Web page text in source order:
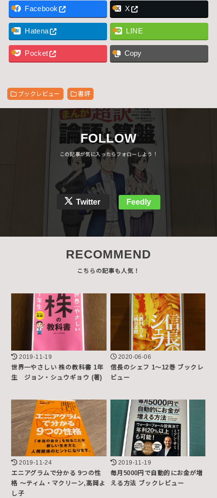
Facebook X
Hatena LINE
Pocket Copy
ブックレビュー 書評
FOLLOW
Twitter Feedly
RECOMMEND
2019-11-19
世界一やさしい 株の教科書 1年
生 ジョン・シュウギョウ (著)
2020-06-06
信長のシェフ 1～12巻 ブックレ
ビュー
2019-11-24
エニアグラムで分かる 9つの性
格 〜ティム・マクリーン,高岡よ
し子
2019-11-19
毎月5000円で自動的にお金が増
える方法 ブックレビュー